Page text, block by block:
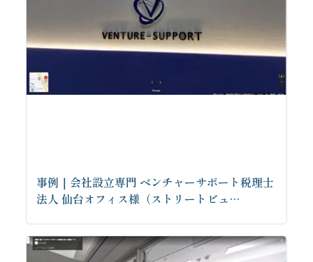
事例｜会社設立専門 ベンチャーサポート税理士
法人 仙台オフィス様（ストリートビュ…